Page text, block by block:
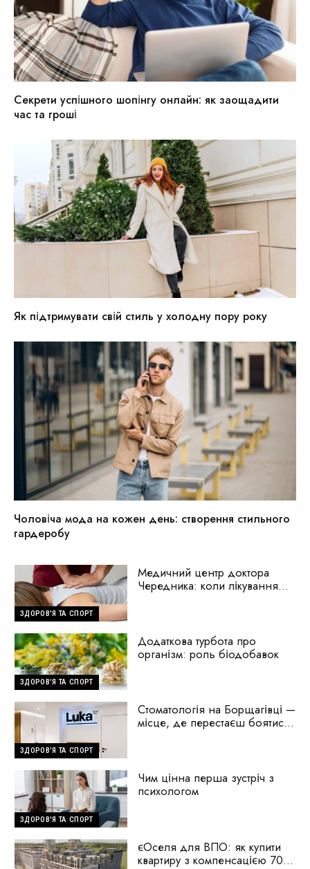
Секрети успішного шопінгу онлайн: як заощадити
час та гроші
Як підтримувати свій стиль у холодну пору року
Чоловіча мода на кожен день: створення стильного
гардеробу
ЗДОРОВ'Я ТА СПОРТ
Медичний центр доктора
Чередника: коли лікування
ЗДОРОВ'Я ТА СПОРТ
Додаткова турбота про
організм: роль біодобавок
ЗДОРОВ'Я ТА СПОРТ
Стоматологія на Борщагівці —
місце, де перестаєш боятися
ЗДОРОВ'Я ТА СПОРТ
Чим цінна перша зустріч з
психологом
єОселя для ВПО: як купити
квартиру з компенсацією 70%